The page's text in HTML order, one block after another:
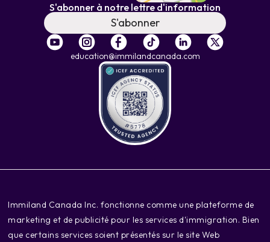
S'abonner à notre lettre d'information
S'abonner
education@immilandcanada.com
‍Immiland Canada Inc. fonctionne comme une plateforme de
marketing et de publicité pour les services d'immigration. Bien
que certains services soient présentés sur le site Web